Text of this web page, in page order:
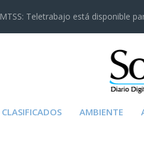
MTSS: Teletrabajo está disponible
CLASIFICADOS AMBIENTE